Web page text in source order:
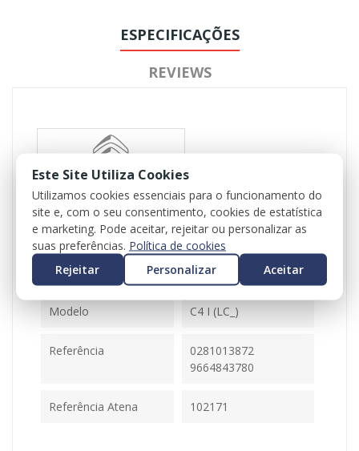
ESPECIFICAÇÕES
REVIEWS
Referência 102171
Disponível 1 Item
Ficha Informativa
Modelo C4 I (LC_)
Referência
0281013872
9664843780
Referência Atena 102171
Este Site Utiliza Cookies
Utilizamos cookies essenciais para o funcionamento do
site e, com o seu consentimento, cookies de estatística
e marketing. Pode aceitar, rejeitar ou personalizar as
suas preferências. Política de cookies
Rejeitar
Personalizar Aceitar